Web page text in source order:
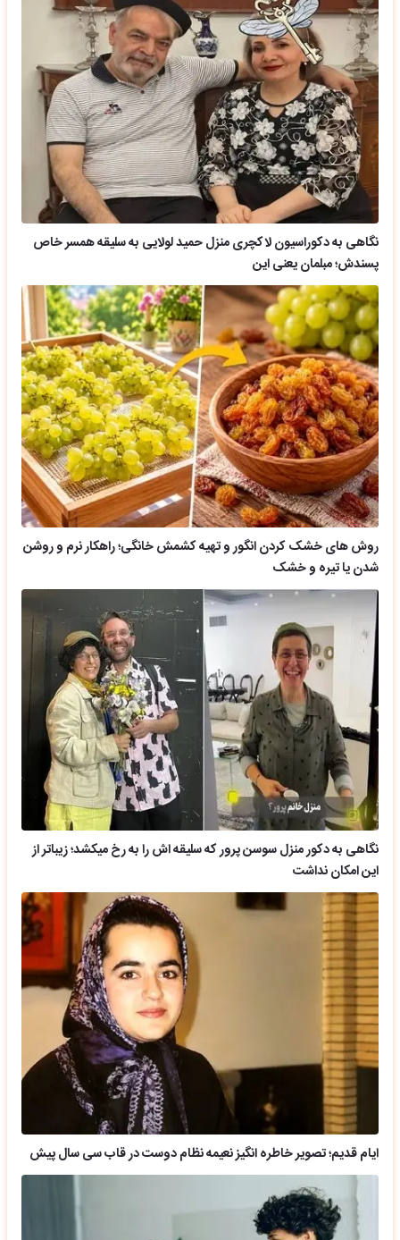
نگاهی به دکوراسیون لاکچری منزل حمید لولایی به سلیقه همسر خاص
پسندش؛ مبلمان یعنی این
روش های خشک کردن انگور و تهیه کشمش خانگی؛ راهکار نرم و روشن
شدن یا تیره و خشک
نگاهی به دکور منزل سوسن پرور که سلیقه اش را به رخ میکشد؛ زیباتر از
این امکان نداشت
ایام قدیم؛ تصویر خاطره انگیز نعیمه نظام دوست در قاب سی سال پیش